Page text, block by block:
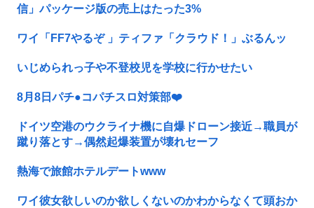
信」パッケージ版の売上はたった3%
ワイ「FF7やるぞ 」ティファ「クラウド！」ぶるんッ
いじめられっ子や不登校児を学校に行かせたい
8月8日パチ●コパチスロ対策部❤️
ドイツ空港のウクライナ機に自爆ドローン接近→職員が
蹴り落とす→偶然起爆装置が壊れセーフ
熱海で旅館ホテルデートwww
ワイ彼女欲しいのか欲しくないのかわからなくて頭おか